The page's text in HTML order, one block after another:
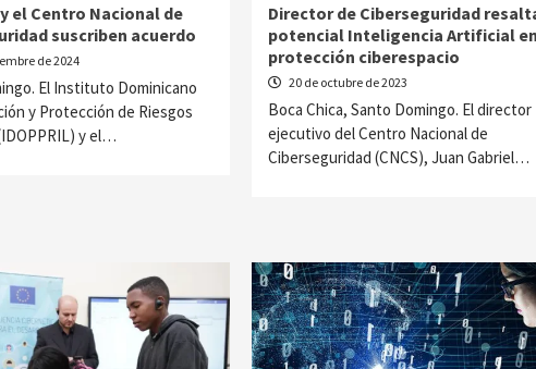
y el Centro Nacional de
suscriben acuerdo
de 2024
El Instituto Dominicano
y Protección de Riesgos
y el…
Director de Ciberseguridad
potencial Inteligencia Artificial
protección ciberespacio
20 de octubre de 2023
Boca Chica, Santo Domingo. El director
ejecutivo del Centro Nacional de
Ciberseguridad (CNCS), Juan Gabriel…